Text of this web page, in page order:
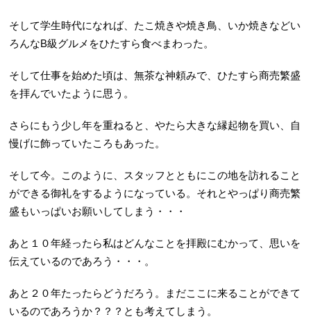
そして学生時代になれば、たこ焼きや焼き鳥、いか焼きなどい
ろんなB級グルメをひたすら食べまわった。
そして仕事を始めた頃は、無茶な神頼みで、ひたすら商売繁盛
を拝んでいたように思う。
さらにもう少し年を重ねると、やたら大きな縁起物を買い、自
慢げに飾っていたころもあった。
そして今。このように、スタッフとともにこの地を訪れること
ができる御礼をするようになっている。それとやっぱり商売繁
盛もいっぱいお願いしてしまう・・・
あと１０年経ったら私はどんなことを拝殿にむかって、思いを
伝えているのであろう・・・。
あと２０年たったらどうだろう。まだここに来ることができて
いるのであろうか？？？とも考えてしまう。